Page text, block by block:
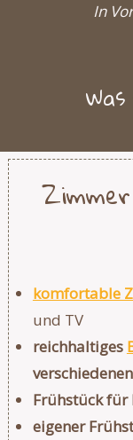
In
komfortable
und TV
reichhaltiges
Frühstück für
eigener